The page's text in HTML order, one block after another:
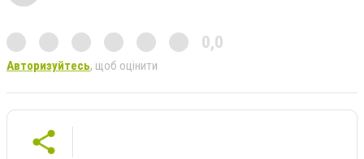
0,0
Авторизуйтесь, щоб оцінити